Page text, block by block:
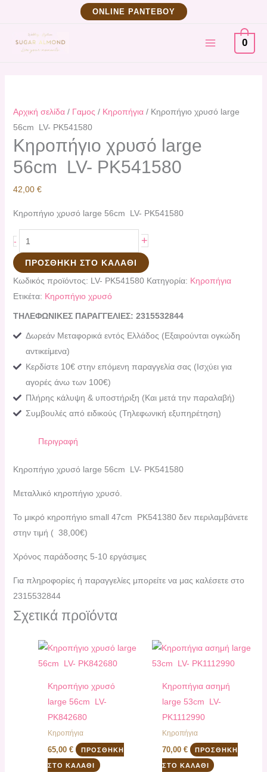
περιεχόμενο
ΟNLINE ΡΑΝΤΕΒΟΥ
MAIN
MENU
0
Αρχική σελίδα/ Γαμος / Κηροπήγια/ Κηροπήγιο χρυσό large
56cm LV- PK541580
Κηροπήγιο χρυσό large
56cm LV- PK541580
42,00 €
Κηροπήγιο χρυσό large 56cm LV- PK541580
-
large
56cm
+
ΠΡΟΣΘΉΚΗ ΣΤΟ ΚΑΛΆΘΙ
Κωδικός προϊόντος: LV- PK541580 Κατηγορία: Κηροπήγια
Ετικέτα: Κηροπήγιο χρυσό
ΤΗΛΕΦΩΝΙΚΕΣ ΠΑΡΑΓΓΕΛΙΕΣ: 2315532844
Δωρεάν Μεταφορικά εντός Ελλάδος (Εξαιρούνται ογκώδη
αντικείμενα)
Κερδίστε 10€ στην επόμενη παραγγελία σας (Ισχύει για
αγορές άνω των 100€)
Πλήρης κάλυψη & υποστήριξη (Και μετά την παραλαβή)
Συμβουλές από ειδικούς (Τηλεφωνική εξυπηρέτηση)
Περιγραφή
Κηροπήγιο χρυσό large 56cm LV- PK541580
Μεταλλικό κηροπήγιο χρυσό.
Το μικρό κηροπήγιο small 47cm PK541380 δεν περιλαμβάνετε
στην τιμή ( 38,00€)
Χρόνος παράδοσης 5-10 εργάσιμες
Για πληροφορίες ή παραγγελίες μπορείτε να μας καλέσετε στο
2315532844
Σχετικά προϊόντα
Κηροπήγιο χρυσό
large 56cm LV-
PK842680
Κηροπήγια
65,00€ ΠΡΟΣΘΉΚΗ
ΣΤΟ ΚΑΛΆΘΙ
Κηροπήγια ασημή
large 53cm LV-
PK1112990
Κηροπήγια
70,00 € ΠΡΟΣΘΉΚΗ
ΣΤΟ ΚΑΛΆΘΙ